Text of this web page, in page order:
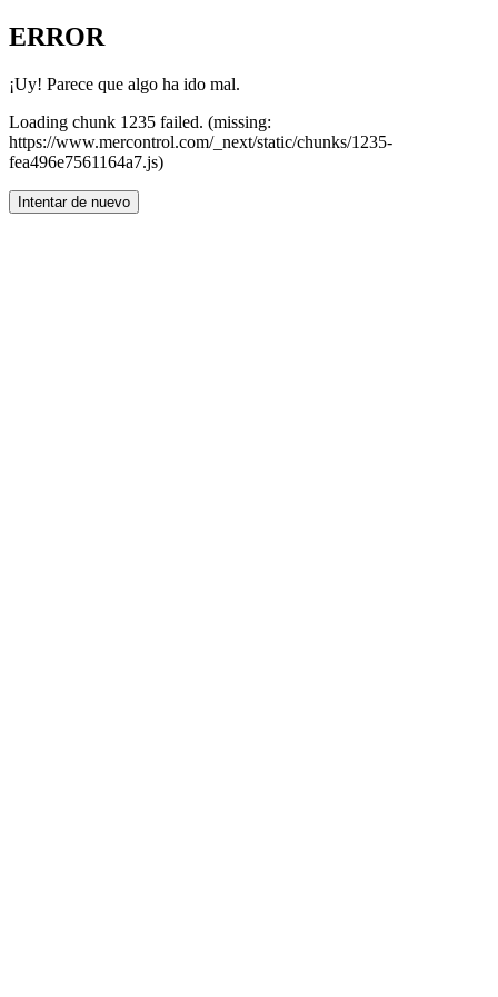
ERROR
¡Uy! Parece que algo ha ido mal.
Loading chunk 1235 failed. (missing:
https://www.mercontrol.com/_next/static/chunks/1235-
fea496e7561164a7.js)
Intentar de nuevo